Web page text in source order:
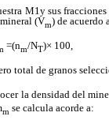
M1y sus
(Vm) de acuerdo
=(nm/NT)× 100,
total de granos
la densidad del
m se calcula acorde a: